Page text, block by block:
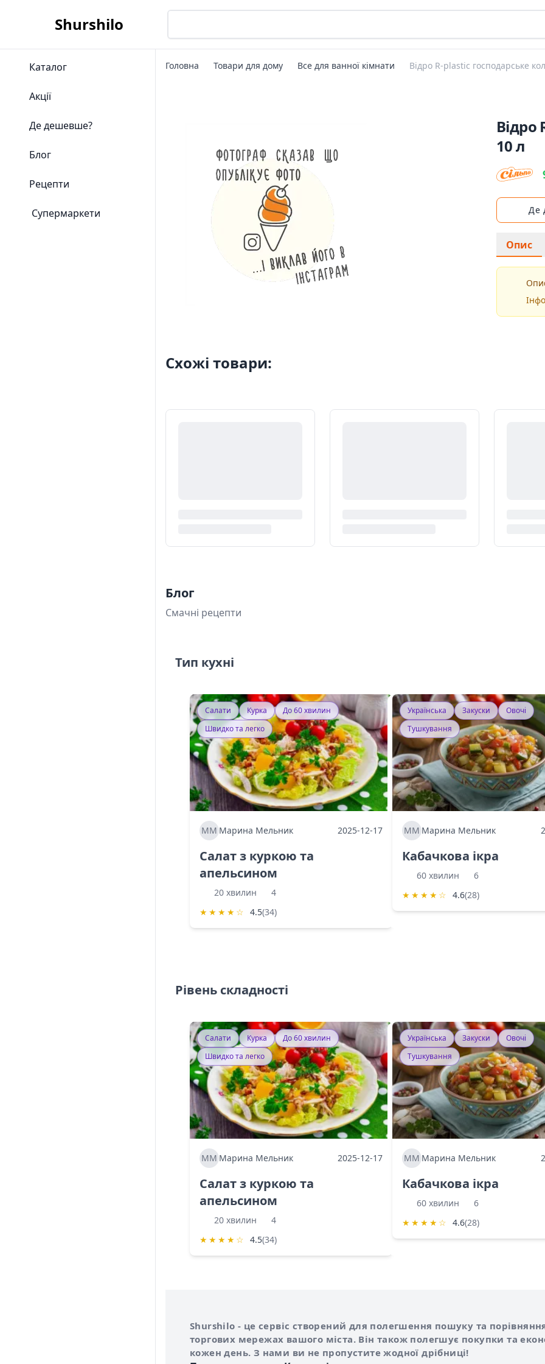
Shurshilo
Каталог
Акції
Де дешевше?
Блог
Рецепти
Супермаркети
Головна Товари для дому Все для ванної кімнати Відро R-plastic господарське
Відро
10 л
Де
Опис
Схожі товари:
Блог
Смачні рецепти
Тип кухні
Салати Курка
До 60 хвилин
Швидко та легко
ММ Марина Мельник 2025-12-17
Салат з куркою та
апельсином
20 хвилин
4
★ ★ ★ ★ ☆ 4.5(34)
Українська Закуски
Овочі
Тушкування
ММ Марина Мельник
Кабачкова ікра
60 хвилин
6
★ ★ ★ ★ ☆ 4.6(28)
Рівень складності
Салати Курка
До 60 хвилин
Швидко та легко
ММ Марина Мельник 2025-12-17
Салат з куркою та
апельсином
20 хвилин
4
★ ★ ★ ★ ☆ 4.5(34)
Українська Закуски
Овочі
Тушкування
ММ Марина Мельник
Кабачкова ікра
60 хвилин
6
★ ★ ★ ★ ☆ 4.6(28)
Про сервіс Shurshilo
Shurshilo - це сервіс створений для полегшення пошуку та
торгових мережах вашого міста. Він також полегшує покупки та
кожен день. З нами ви не пропустите жодної дрібниці!